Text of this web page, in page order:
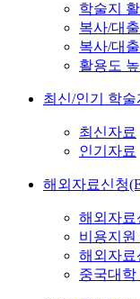
학술지
복사/대
복사/대
활용도
최신/인기 학술
최신자료
인기자료
해외자료신청
해외자료
비용지원
해외자료
중국대학